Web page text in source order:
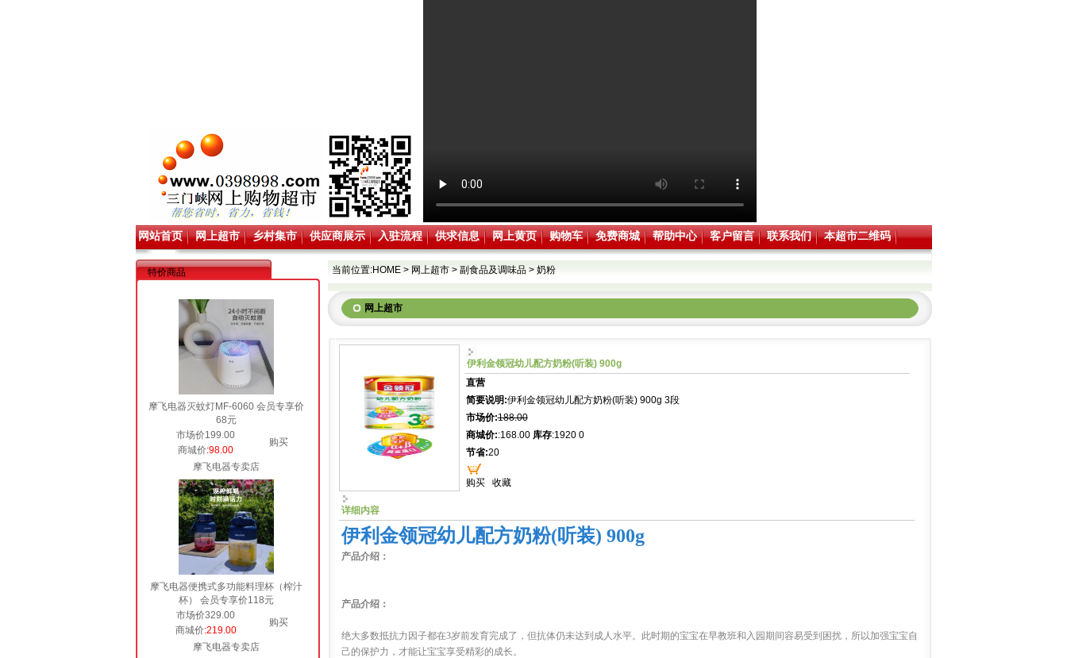
网站首页 网上超市 乡村集市 供应商展示 入驻流程 供求信息 网上黄页 购物车 免费商城 帮助中心 客户留言 联系我们 本超市二维码
特价商品
摩飞电器灭蚊灯MF-6060 会员专享价
68元
市场价199.00
购买
商城价:98.00
摩飞电器专卖店
摩飞电器便携式多功能料理杯（榨汁
杯） 会员专享价118元
市场价329.00
购买
商城价:219.00
摩飞电器专卖店
当前位置:HOME> 网上超市> 副食品及调味品> 奶粉
网上超市
伊利金领冠幼儿配方奶粉(听装) 900g
直营
简要说明:伊利金领冠幼儿配方奶粉(听装) 900g 3段
市场价:188.00
商城价::168.00 库存:1920 0
节省:20
购买 收藏
详细内容
伊利金领冠幼儿配方奶粉(听装) 900g
产品介绍：
产品介绍：
绝大多数抵抗力因子都在3岁前发育完成了，但抗体仍未达到成人水平。此时期的宝宝在早教班和入园期间容易受到困扰，所以加强宝宝自
己的保护力，才能让宝宝享受精彩的成长。